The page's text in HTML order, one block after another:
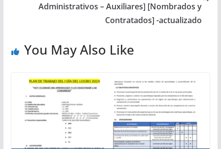
Administrativos – Auxiliares] [Nombrados y
Contratados] -actualizado
You May Also Like